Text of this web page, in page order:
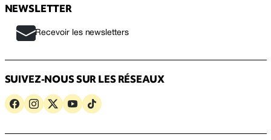
NEWSLETTER
Recevoir les newsletters
SUIVEZ-NOUS SUR LES RÉSEAUX